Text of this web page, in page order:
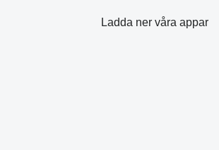
Ladda ner våra appar